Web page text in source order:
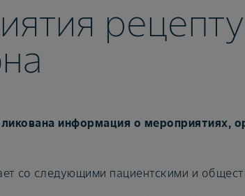
информация о мероприятиях,
со следующими пациентскими и